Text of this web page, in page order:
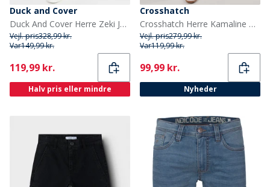
Duck and Cover
Duck And Cover Herre Zeki Jeans Shorts Stone Wash
Vejl. pris328,99 kr.
Var149,99 kr.
Current
119,99 kr.
Halv pris eller mindre
Crosshatch
Crosshatch Herre Kamaline Denim Shorts Mid Wash
Vejl. pris279,99 kr.
Var119,99 kr.
Current
99,99 kr.
Nyheder